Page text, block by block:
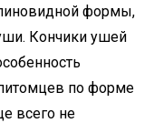
формы,
Кончики ушей
по форме
всего не